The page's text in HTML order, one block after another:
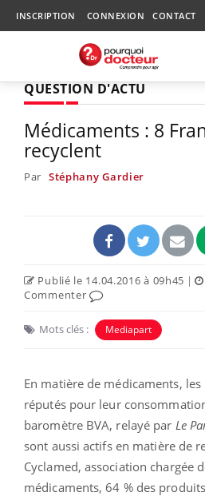
INSCRIPTION CONNEXION CONTACT
QUESTION D'ACTU
Médicaments : 8
recyclent
Par Stéphany Gardier
Publié le 14.04.2016 à 09h45 |
Commenter
Mots clés : Mediapart
En matière de médicaments,
réputés pour leur
baromètre BVA, relayé par Le
sont aussi actifs en matière de
Cyclamed, association chargée
médicaments, 64 % des